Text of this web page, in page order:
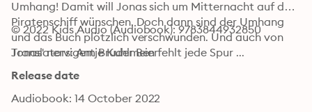
Umhang! Damit will Jonas sich um Mitternacht auf das
Piratenschiff wünschen. Doch dann sind der Umhang
und das Buch plötzlich verschwunden. Und auch von
Jonas' nervigem Bruder Ben fehlt jede Spur ...
© 2022 Kids Audio (Audiobook): 9783844932850
Translators: Antje Kuhlmeier
Release date
Audiobook: 14 October 2022